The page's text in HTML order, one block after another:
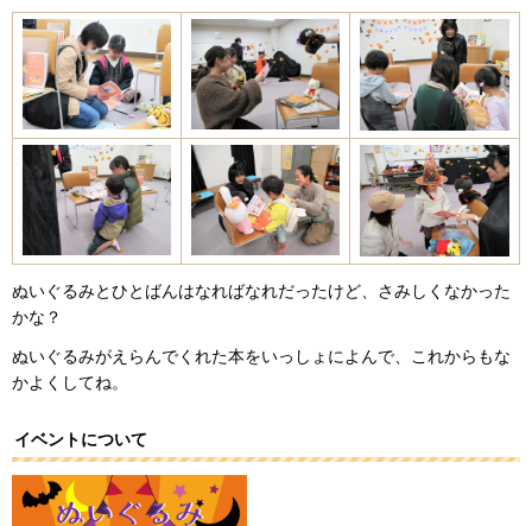
ぬいぐるみとひとばんはなればなれだったけど、さみしくなかった
かな？
ぬいぐるみがえらんでくれた本をいっしょによんで、これからもな
かよくしてね。
イベントについて